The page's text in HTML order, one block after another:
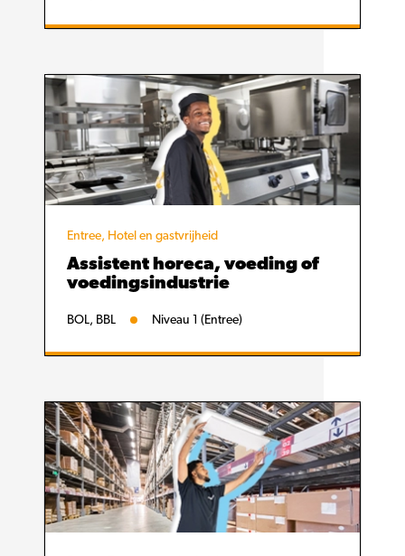
Entree, Hotel en gastvrijheid
Assistent horeca, voeding of
voedingsindustrie
BOL, BBL Niveau 1 (Entree)